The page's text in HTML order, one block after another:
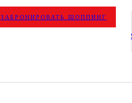
ЗАБРОНИРОВАТЬ ШОППИНГ